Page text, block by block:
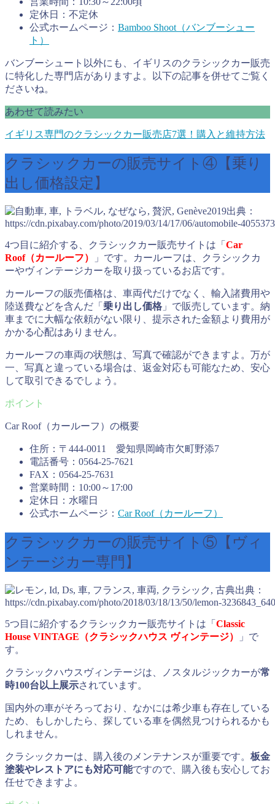
定休日：不定休
公式ホームページ： Bamboo Shoot（バンブーシュー
ト）
バンブーシュート以外にも、イギリスのクラシックカー販売
に特化した専門店がありますよ。以下の記事を併せてご覧く
ださいね。
あわせて読みたい
イギリス専門のクラシックカー販売店7選！購入と維持方法
クラシックカーの販売サイト④【乗り
出し価格設定】
出典：
https://cdn.pixabay.com/photo/2019/03/14/17/06/automobile-
4つ目に紹介する、クラシックカー販売サイトは「 Car
Roof（カールーフ）
」です。カールーフは、クラシックカ
ーやヴィンテージカーを取り扱っているお店です。
カールーフの販売価格は、車両代だけでなく、輸入諸費用や
陸送費などを含んだ「 乗り出し価格 」で販売しています。納
車までに大幅な依頼がない限り、提示された金額より費用が
かかる心配はありません。
カールーフの車両の状態は、写真で確認ができますよ。万が
一、写真と違っている場合は、返金対応も可能なため、安心
して取引できるでしょう。
Car Roof（カールーフ）の概要
住所：〒444-0011 愛知県岡崎市欠町野添7
電話番号：0564-25-7621
FAX：0564-25-7631
営業時間：10:00～17:00
定休日：水曜日
公式ホームページ： Car Roof（カールーフ）
クラシックカーの販売サイト⑤【ヴィ
ンテージカー専門】
出典：
https://cdn.pixabay.com/photo/2018/03/18/13/50/lemon-
5つ目に紹介するクラシックカー販売サイトは「 Classic
House VINTAGE（クラシックハウス ヴィンテージ）
」で
す。
クラシックハウスヴィンテージは、ノスタルジックカーが常
時100台以上展示されています。
国内外の車がそろっており、なかには希少車も存在している
ため、もしかしたら、探している車を偶然見つけられるかも
しれません。
クラシックカーは、購入後のメンテナンスが重要です。 板金
塗装やレストアにも対応可能ですので、購入後も安心してお
任せできますよ。